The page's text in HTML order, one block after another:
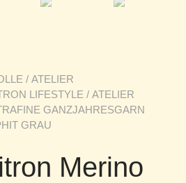
/ ATELIER
LIFESTYLE / ATELIER
GANZJAHRESGARN
GRAU
Merino